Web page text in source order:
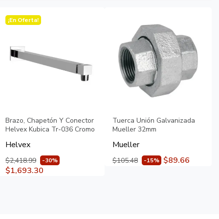
¡En Oferta!
Brazo, Chapetón Y Conector
Helvex Kubica Tr-036 Cromo
Helvex
$2,418.99 -30%
$1,693.30
Tuerca Unión Galvanizada
Mueller 32mm
Mueller
$105.48 -15% $89.66